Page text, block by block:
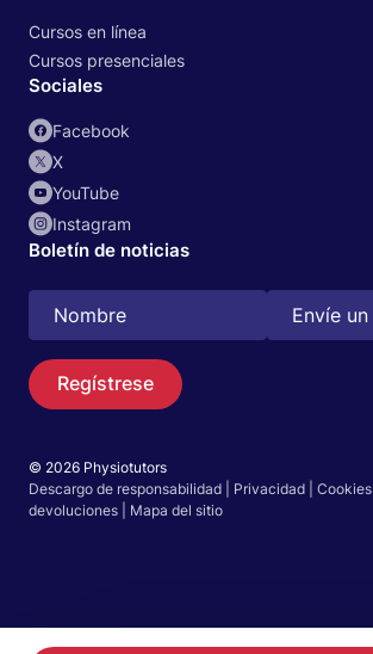
Buscar
Cursos en línea
Cursos presenciales
Sociales
Facebook
X
YouTube
Instagram
Boletín de noticias
Regístrese
© 2026 Physiotutors
Descargo de responsabilidad
Privacidad Cookies
devoluciones
Mapa del sitio